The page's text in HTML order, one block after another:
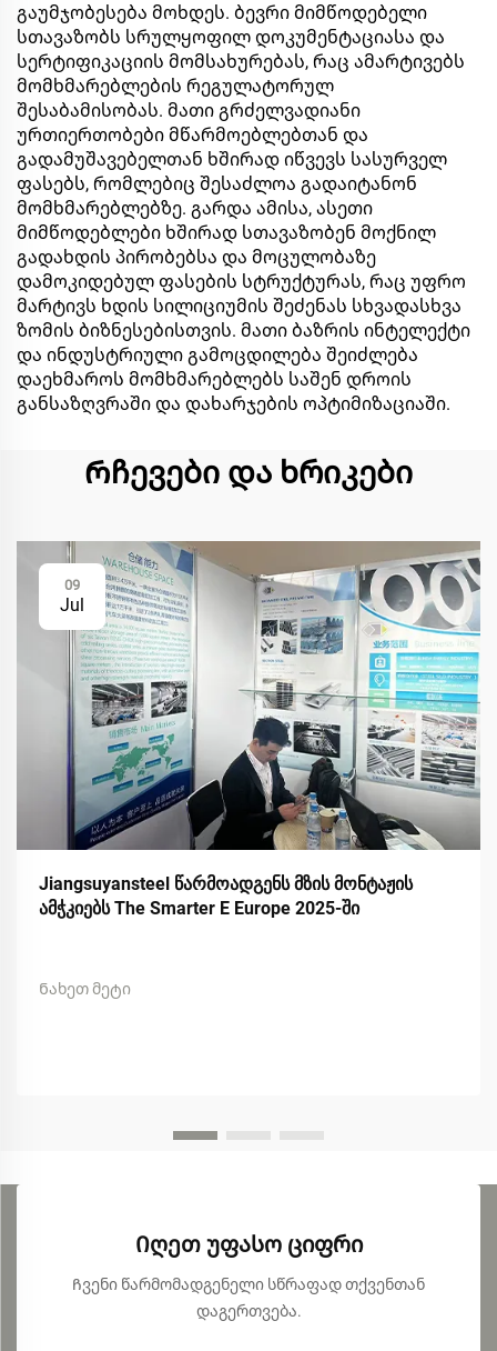
გაუმჯობესება მოხდეს. ბევრი მიმწოდებელი
სთავაზობს სრულყოფილ დოკუმენტაციასა და
სერტიფიკაციის მომსახურებას, რაც ამარტივებს
მომხმარებლების რეგულატორულ
შესაბამისობას. მათი გრძელვადიანი
ურთიერთობები მწარმოებლებთან და
გადამუშავებელთან ხშირად იწვევს სასურველ
ფასებს, რომლებიც შესაძლოა გადაიტანონ
მომხმარებლებზე. გარდა ამისა, ასეთი
მიმწოდებლები ხშირად სთავაზობენ მოქნილ
გადახდის პირობებსა და მოცულობაზე
დამოკიდებულ ფასების სტრუქტურას, რაც უფრო
მარტივს ხდის სილიციუმის შეძენას სხვადასხვა
ზომის ბიზნესებისთვის. მათი ბაზრის ინტელექტი
და ინდუსტრიული გამოცდილება შეიძლება
დაეხმაროს მომხმარებლებს საშენ დროის
განსაზღვრაში და დახარჯების ოპტიმიზაციაში.
Რჩევები და ხრიკები
09
Jul
Jiangsuyansteel წარმოადგენს მზის მონტაჟის
ამჭკიებს The Smarter E Europe 2025-ში
Ნახეთ მეტი
Იღეთ უფასო ციფრი
Ჩვენი წარმომადგენელი სწრაფად თქვენთან
დაგერთვება.